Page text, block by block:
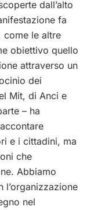
dall’alto
fa
come le altre
obiettivo quello
attraverso un
dei
Mit, di Anci e
– ha
e i cittadini, ma
che
Abbiamo
l’organizzazione
nel